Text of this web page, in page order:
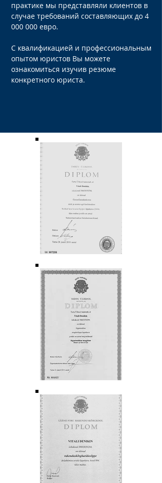
практике мы представляли клиентов в
случае требований составляющих до 4
000 000 евро.
C квалификацией и профессиональным
опытом юристов Вы можете
ознакомиться изучив резюме
конкретного юриста.